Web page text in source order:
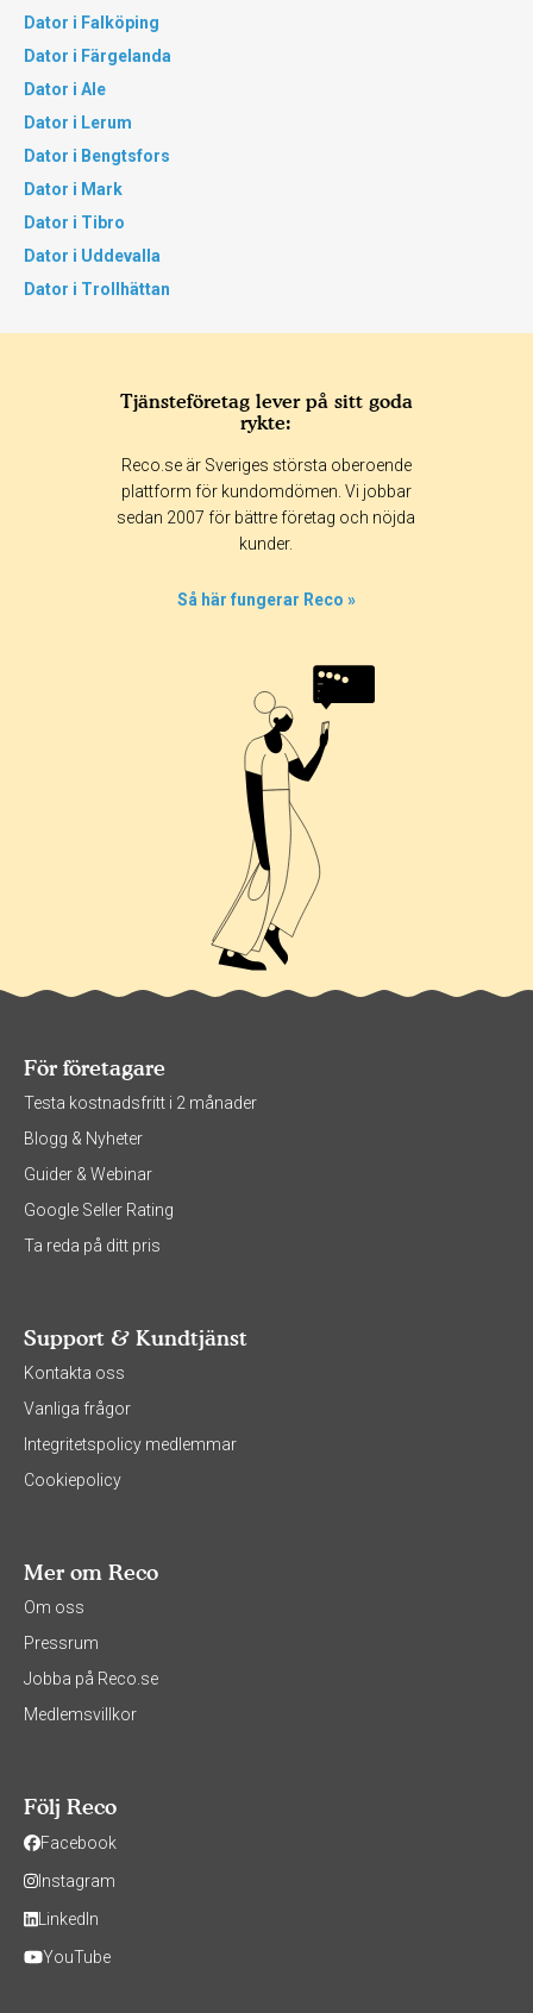
Dator i Falköping
Dator i Färgelanda
Dator i Ale
Dator i Lerum
Dator i Bengtsfors
Dator i Mark
Dator i Tibro
Dator i Uddevalla
Dator i Trollhättan
Tjänsteföretag lever på sitt goda
rykte:
Reco.se är Sveriges största oberoende
plattform för kundomdömen. Vi jobbar
sedan 2007 för bättre företag och nöjda
kunder.
Så här fungerar Reco »
För företagare
Testa kostnadsfritt i 2 månader
Blogg & Nyheter
Guider & Webinar
Google Seller Rating
Ta reda på ditt pris
Support & Kundtjänst
Kontakta oss
Vanliga frågor
Integritetspolicy medlemmar
Cookiepolicy
Mer om Reco
Om oss
Pressrum
Jobba på Reco.se
Medlemsvillkor
Följ Reco
Facebook
Instagram
LinkedIn
YouTube